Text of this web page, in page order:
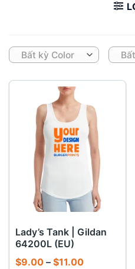
Bất kỳ Color
Lady’s Tank | Gildan
64200L (EU)
$9.00 – $11.00Khoảng